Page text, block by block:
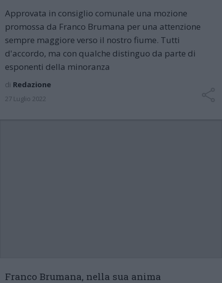
Approvata in consiglio comunale una mozione
promossa da Franco Brumana per una attenzione
sempre maggiore verso il nostro fiume. Tutti
d'accordo, ma con qualche distinguo da parte di
esponenti della minoranza
di Redazione
27 Luglio 2022
Franco Brumana, nella sua anima